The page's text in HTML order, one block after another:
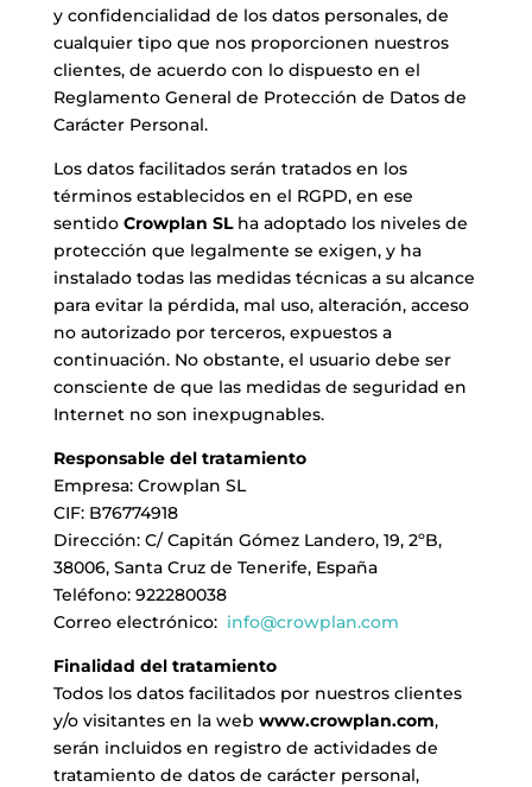
SERVIZI
MARIA ANCHIETA
BLOG
SPAZIO CULTURALE EL TANQUE
CONTATTO
SIAMO TRASPARENTI
info@crowplan.com
922 28 00 28
y confidencialidad de los datos personales, de
cualquier tipo que nos proporcionen nuestros
clientes, de acuerdo con lo dispuesto en el
Reglamento General de Protección de Datos de
Carácter Personal.
Los datos facilitados serán tratados en los
términos establecidos en el RGPD, en ese
sentido Crowplan SLha adoptado los niveles de
protección que legalmente se exigen, y ha
instalado todas las medidas técnicas a su alcance
para evitar la pérdida, mal uso, alteración, acceso
no autorizado por terceros, expuestos a
continuación. No obstante, el usuario debe ser
consciente de que las medidas de seguridad en
Internet no son inexpugnables.
Responsable del tratamiento
Empresa: Crowplan SL
CIF: B76774918
Dirección: C/ Capitán Gómez Landero, 19, 2ºB,
38006, Santa Cruz de Tenerife, España
Teléfono: 922280038
Correo electrónico: info@crowplan.com
Finalidad del tratamiento
Todos los datos facilitados por nuestros clientes
y/o visitantes en la web www.crowplan.com,
serán incluidos en registro de actividades de
tratamiento de datos de carácter personal,